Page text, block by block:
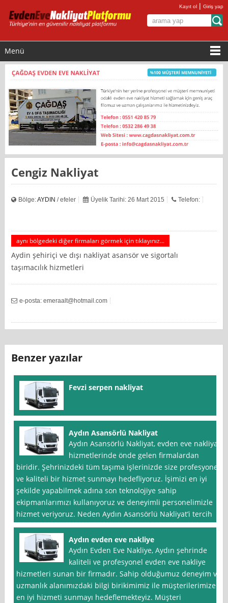
Kayıt ol |Giriş yap
Menü
Cengiz Nakliyat
Bölge:AYDIN / efeler Üyelik Tarihi: 26 Mart 2015 Telefon:
aynı bölgedeki diğer firmaları görmek için tıklayınız...
Aydin şehiriçi ve dışı nakliyat asansör ve sigortalı
taşımacılık hizmetleri
e-posta:emeraalt@hotmail.com
Benzer yazılar
Fevzi serpen nakliyat
Aydın Asansörlü Nakliyat
Aydın Asansörlü Nakliyat, evden eve nakliyat
hizmetlerinde önde gelen firmalardan
biridir. Şehrinizdeki tüm taşıma işlerinizde size profesyonel
ve kaliteli bir hizmet sunmayı hedefliyoruz. İşimizi en iyi
şekilde yapabilmek adına son teknolojiye sahip
ekipmanlarımızı kullanıyoruz ve deneyimli personelimizle
hizmet veriyoruz. Neden Aydın Asansörlü Nakliyat’i tercih
Aydın evden eve nakliye
Aydın Evden Eve Nakliye, Aydın şehrinde
kaliteli ve profesyonel evden eve nakliye
hizmetleri sunan bir firmadır. Sahip olduğumuz deneyim ve
uzmanlık alanımızdaki bilgi birikimimiz ile müşterilerimize
en iyi hizmeti sunmayı hedeflemekteyiz. Müşteri